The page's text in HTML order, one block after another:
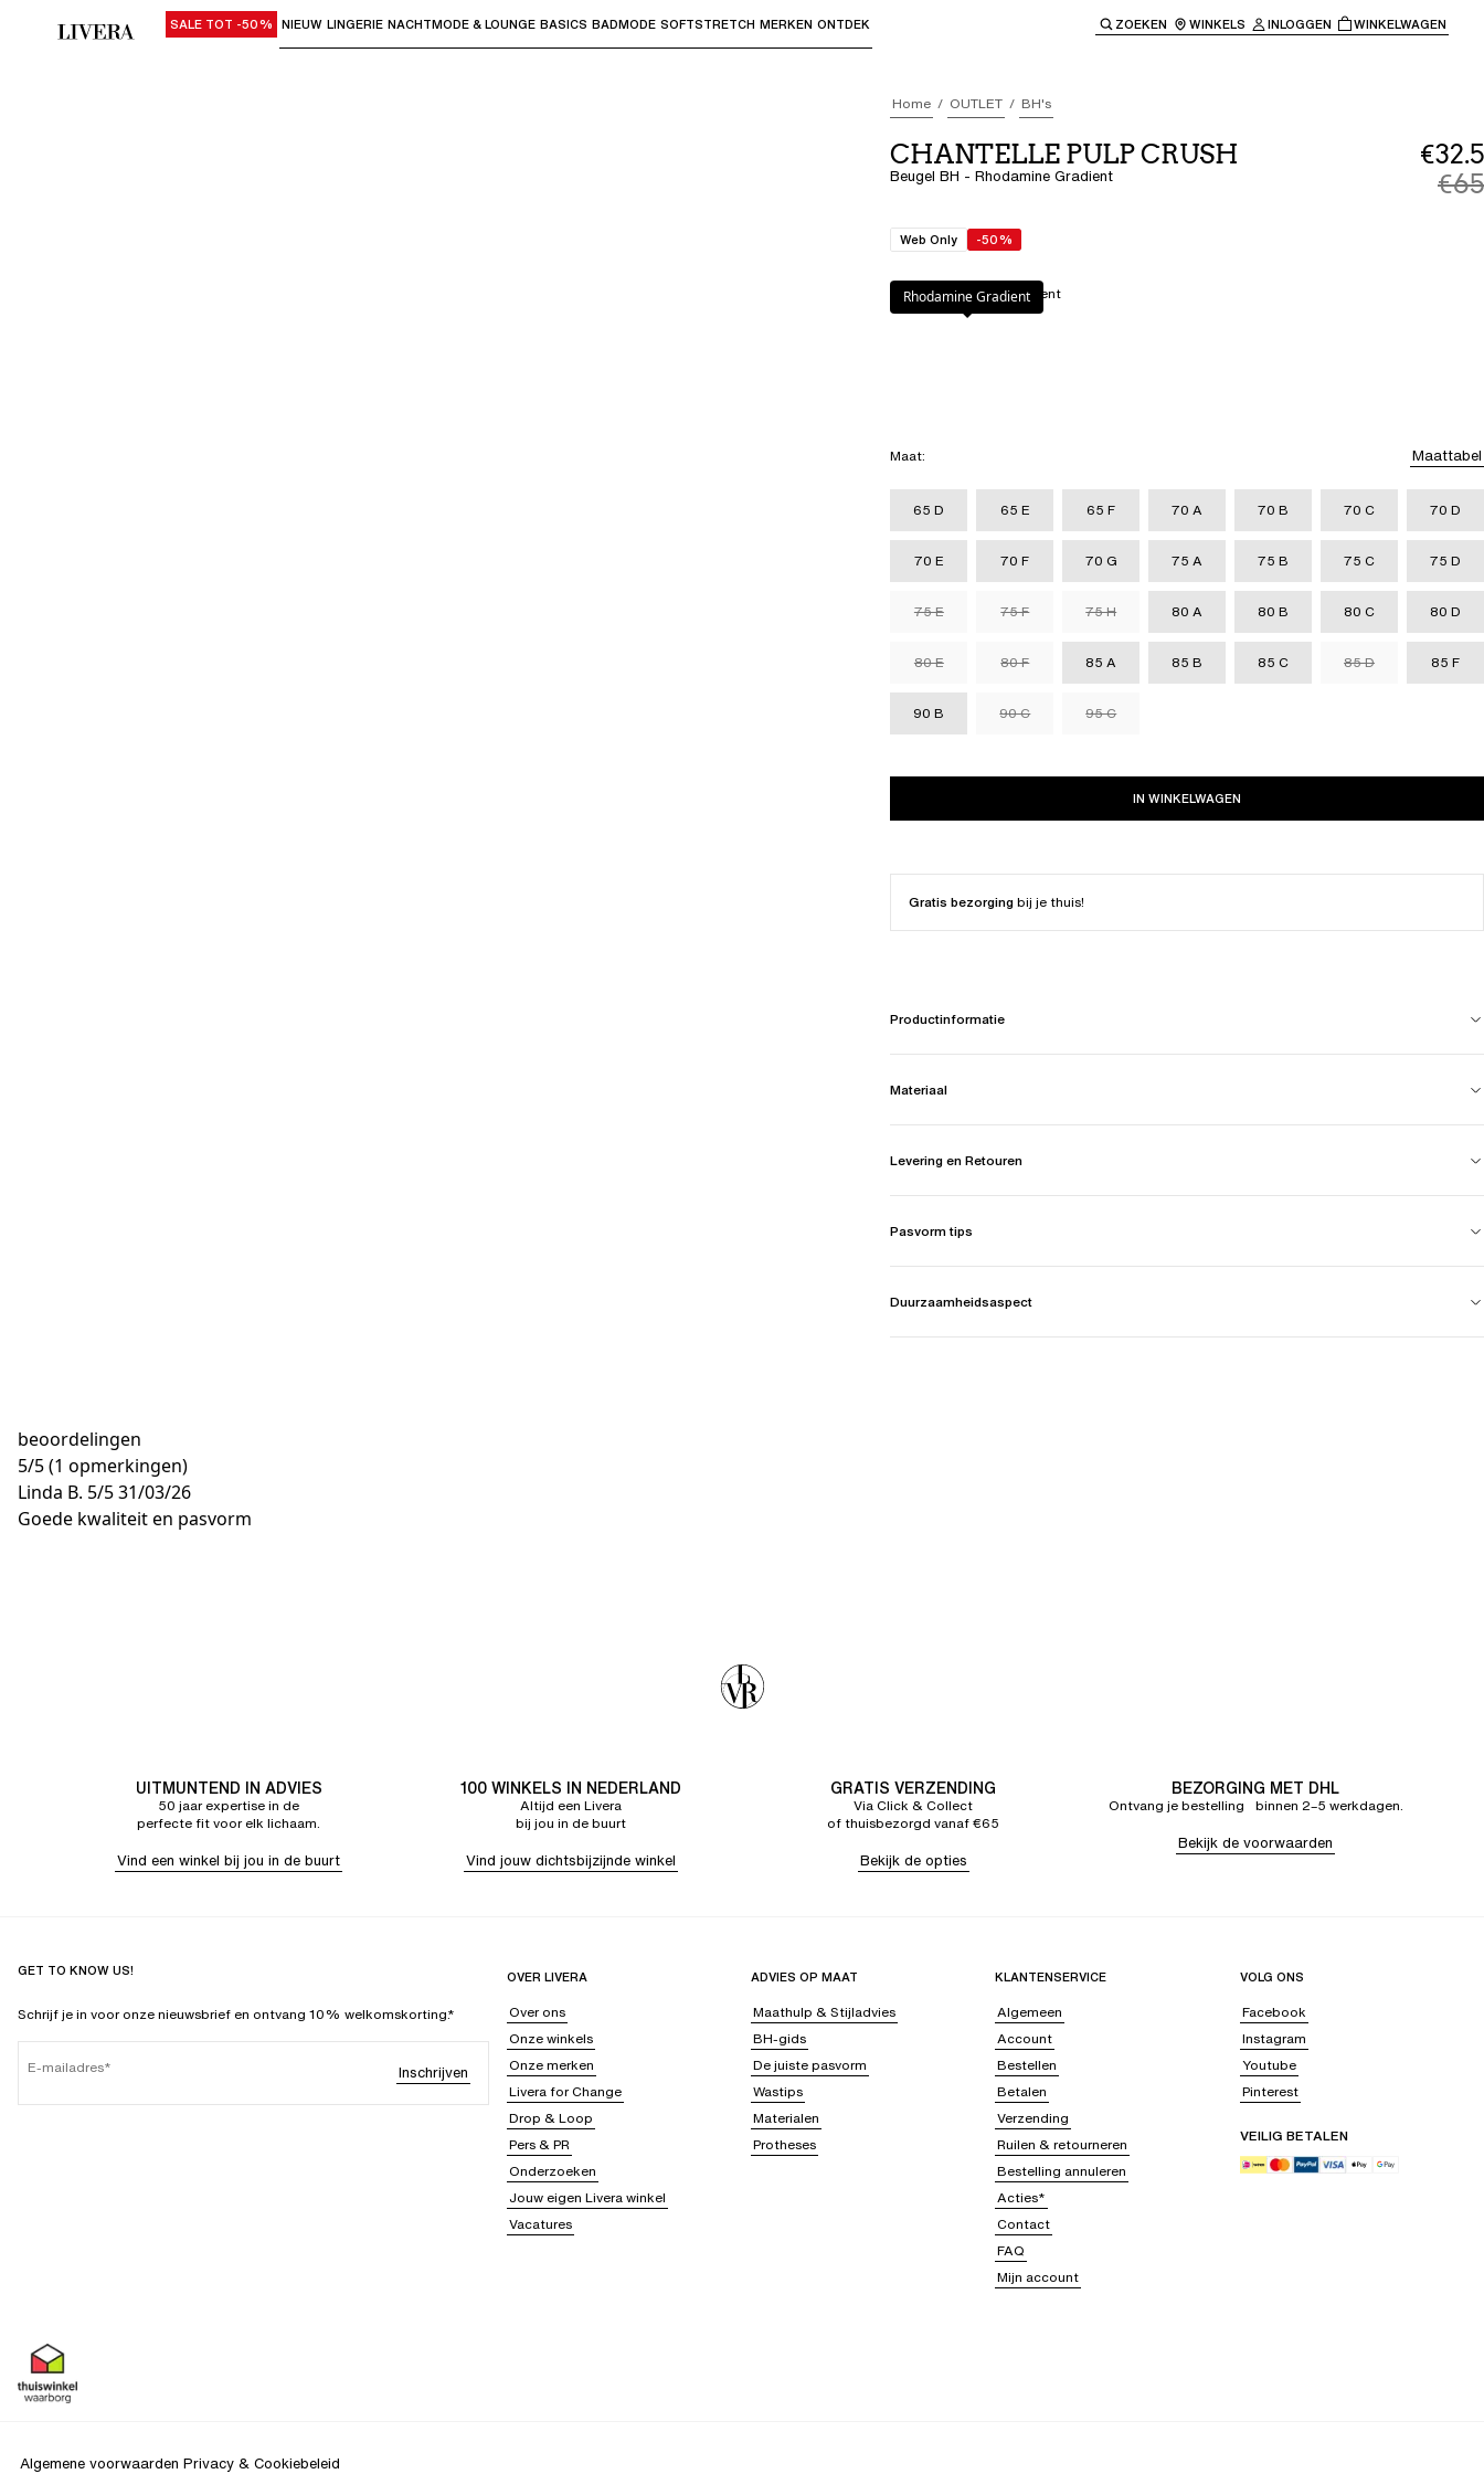
Gebruik "Pijl omlaag" of "Enter" om submenu's te openen en "Pijl omhoog" of "Escape" om terug te keren naar de hoofdnavigatie.
SALE TOT -50% NIEUW LINGERIE NACHTMODE & LOUNGE BASICS BADMODE SOFTSTRETCH MERKEN ONTDEK ZOEKEN WINKELS INLOGGEN WINKELWAGEN
Home OUTLET BH's
CHANTELLE PULP CRUSH
Beugel BH - Rhodamine Gradient
€32.5
€65
Web Only -50%
Kleur:Rhodamine Gradient
Rhodamine Gradient
Maat: Maattabel
65 D 65 E 65 F 70 A 70 B 70 C 70 D
70 E 70 F 70 G 75 A 75 B 75 C 75 D
75 E 75 F 75 H 80 A 80 B 80 C 80 D
80 E 80 F 85 A 85 B 85 C 85 D 85 F
90 B 90 C 95 C
IN WINKELWAGEN
Gratis bezorgingbij je thuis!
Productinformatie
Materiaal
Levering en Retouren
Pasvorm tips
Duurzaamheidsaspect
beoordelingen
5/5(1 opmerkingen)
Linda B. 5/531/03/26
Goede kwaliteit en pasvorm
UITMUNTEND IN ADVIES
50 jaar expertise in de
perfecte fit voor elk lichaam.
Vind een winkel bij jou in de buurt
100 WINKELS IN NEDERLAND
Altijd een Livera
bij jou in de buurt
Vind jouw dichtsbijzijnde winkel
GRATIS VERZENDING
Via Click & Collect
of thuisbezorgd vanaf €65
Bekijk de opties
BEZORGING MET DHL
Ontvang je bestelling binnen 2–5 werkdagen.
Bekijk de voorwaarden
GET TO KNOW US!
Schrijf je in voor onze nieuwsbrief en ontvang 10% welkomskorting.*
E-mailadres Inschrijven
OVER LIVERA
Over ons
Onze winkels
Onze merken
Livera for Change
Drop & Loop
Pers & PR
Onderzoeken
Jouw eigen Livera winkel
Vacatures
ADVIES OP MAAT
Maathulp & Stijladvies
BH-gids
De juiste pasvorm
Wastips
Materialen
Protheses
KLANTENSERVICE
Algemeen
Account
Bestellen
Betalen
Verzending
Ruilen & retourneren
Bestelling annuleren
Acties*
Contact
FAQ
Mijn account
VOLG ONS
Facebook
Instagram
Youtube
Pinterest
VEILIG BETALEN
Algemene voorwaarden Privacy & Cookiebeleid